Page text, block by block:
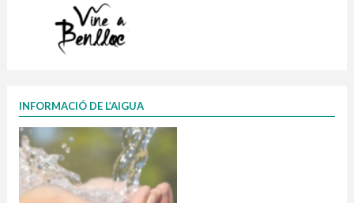
INFORMACIÓ DE L’AIGUA